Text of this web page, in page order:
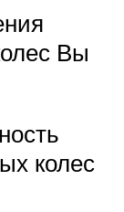
Вы
колес